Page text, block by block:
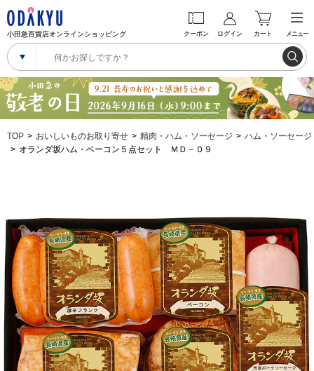
小田急百貨店オンラインショッピング クーポン ログイン カート メニュー
TOP おいしいものお取り寄せ 精肉・ハム・ソーセージ
ハム・ソーセージ
オランダ坂ハム・ベーコン５点セット ＭＤ－０９